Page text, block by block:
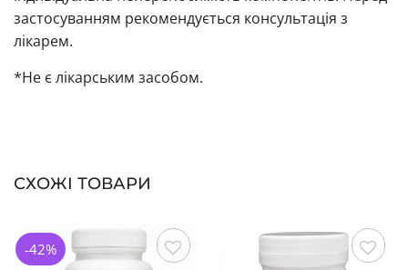
застосуванням рекомендується консультація з
лікарем.
*Не є лікарським засобом.
СХОЖІ ТОВАРИ
-42%